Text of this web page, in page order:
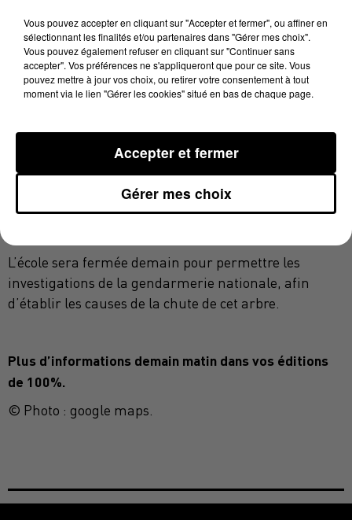
sapeurs pompiers suite à des opérations de levage
ayant nécessité l’utilisation de moyens de
désincarcération.
Deux garçons, nés en 2011 et 2012, se trouvent à
évacués vers le Centre hospitalier de Purpan à
Toulouse, l’un par voie de route, l’autre par transport
en hélicoptère du SAMU 31. Le troisième enfant est
L’école sera fermée demain pour permettre les
investigations de la gendarmerie nationale, afin
d’établir les causes de la chute de cet arbre.
Plus d’informations demain matin dans vos éditions
de 100%.
© Photo : google maps.
Vous pouvez accepter en cliquant sur "Accepter et fermer", ou affiner en
sélectionnant les finalités et/ou partenaires dans "Gérer mes choix".
Vous pouvez également refuser en cliquant sur "Continuer sans
accepter". Vos préférences ne s'appliqueront que pour ce site. Vous
pouvez mettre à jour vos choix, ou retirer votre consentement à tout
moment via le lien "Gérer les cookies" situé en bas de chaque page.
Gérer mes choix
Accepter et fermer